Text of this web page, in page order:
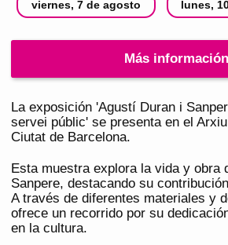
viernes, 7 de agosto lunes,
Más información
La exposición 'Agustí Duran i
servei públic' se presenta en el
Ciutat de Barcelona.
Esta muestra explora la vida y obra
Sanpere, destacando su
A través de diferentes materiales y
ofrece un recorrido por su
en la cultura.